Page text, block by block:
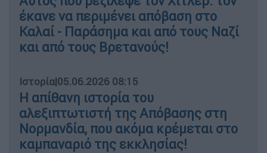
έκανε να περιμένει απόβαση στο
Καλαί - Παράσημα και από τους Ναζί
και από τους Βρετανούς!
Ιστορία|05.06.2026 08:15
Η απίθανη ιστορία του
αλεξιπτωτιστή της Απόβασης στη
Νορμανδία, που ακόμα κρέμεται στο
καμπαναριό της εκκλησίας!